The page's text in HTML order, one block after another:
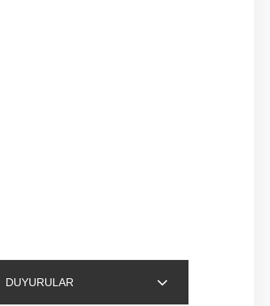
DUYURULAR